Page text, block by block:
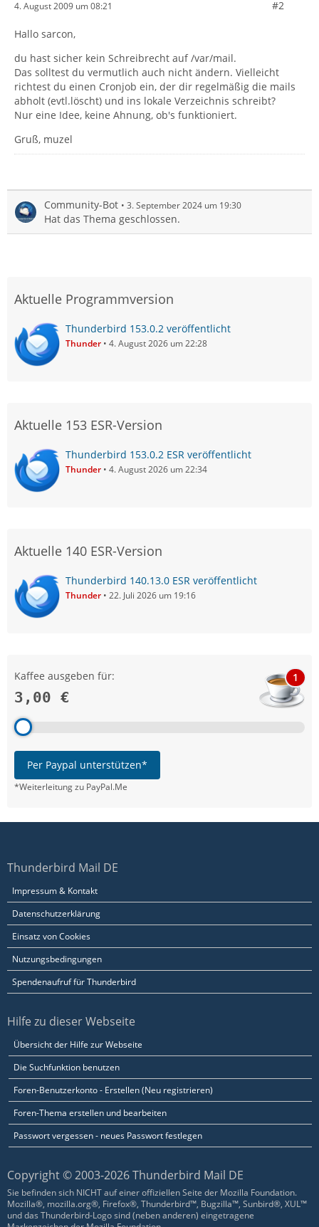
4. August 2009 um 08:21 #2
Hallo sarcon,
du hast sicher kein Schreibrecht auf /var/mail.
Das solltest du vermutlich auch nicht ändern. Vielleicht
richtest du einen Cronjob ein, der dir regelmäßig die mails
abholt (evtl.löscht) und ins lokale Verzeichnis schreibt?
Nur eine Idee, keine Ahnung, ob's funktioniert.
Gruß, muzel
Community-Bot 3. September 2024 um 19:30
Hat das Thema geschlossen.
Aktuelle Programmversion
Thunderbird 153.0.2 veröffentlicht
Thunder 4. August 2026 um 22:28
Aktuelle 153 ESR-Version
Thunderbird 153.0.2 ESR veröffentlicht
Thunder 4. August 2026 um 22:34
Aktuelle 140 ESR-Version
Thunderbird 140.13.0 ESR veröffentlicht
Thunder 22. Juli 2026 um 19:16
Kaffee ausgeben für:
3,00 €
1
Per Paypal unterstützen*
*Weiterleitung zu PayPal.Me
Thunderbird Mail DE
Impressum & Kontakt
Datenschutzerklärung
Einsatz von Cookies
Nutzungsbedingungen
Spendenaufruf für Thunderbird
Hilfe zu dieser Webseite
Übersicht der Hilfe zur Webseite
Die Suchfunktion benutzen
Foren-Benutzerkonto - Erstellen (Neu registrieren)
Foren-Thema erstellen und bearbeiten
Passwort vergessen - neues Passwort festlegen
Copyright © 2003-2026 Thunderbird Mail DE
Sie befinden sich NICHT auf einer offiziellen Seite der Mozilla Foundation.
Mozilla®, mozilla.org®, Firefox®, Thunderbird™, Bugzilla™, Sunbird®, XUL™
und das Thunderbird-Logo sind (neben anderen) eingetragene